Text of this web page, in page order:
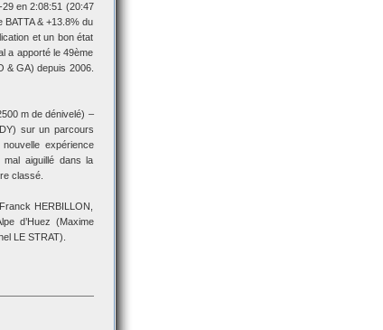
en 2:08:51 (20:47
& +13.8% du
et un bon état
a apporté le 49ème
& GA) depuis 2006.
m de dénivelé) –
sur un parcours
expérience
aiguillé dans la
classé.
HERBILLON,
d’Huez (Maxime
LE STRAT).